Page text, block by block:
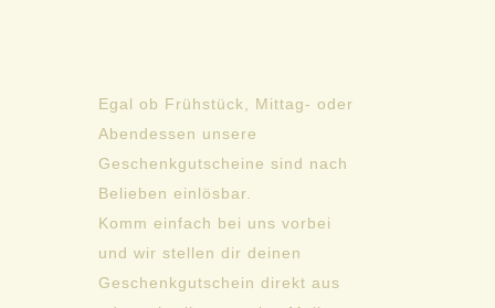
Egal ob Frühstück, Mittag- oder
Abendessen unsere
Geschenkgutscheine sind nach
Belieben einlösbar.
Komm einfach bei uns vorbei
und wir stellen dir deinen
Geschenkgutschein direkt aus